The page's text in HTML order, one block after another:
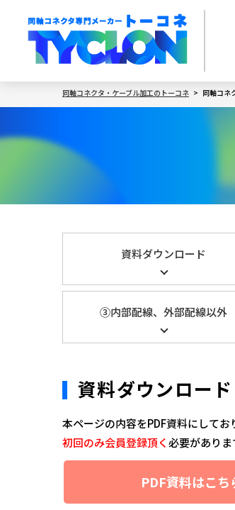
同軸コネクタ・ケーブル加工のトーコネ 同軸コネ
資料ダウンロード
③内部配線、外部配線以外
資料ダウンロード
本ページの内容をPDF資料にしてお
初回のみ会員登録頂く必要がありま
PDF資料はこち